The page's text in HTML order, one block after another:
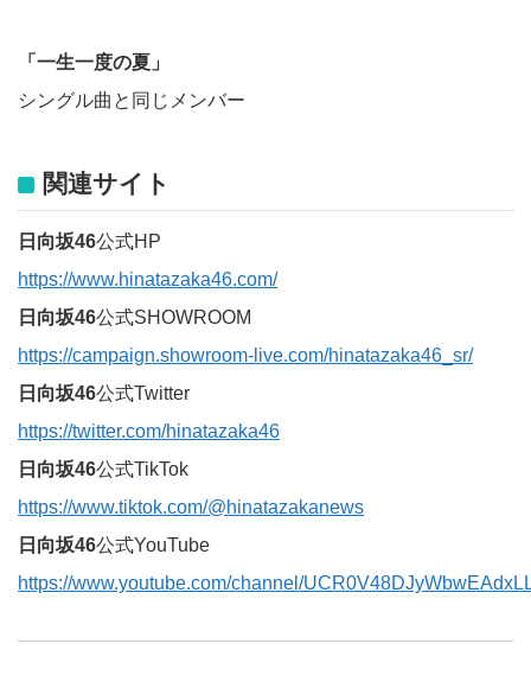
「一生一度の夏」
シングル曲と同じメンバー
関連サイト
日向坂46公式HP
https://www.hinatazaka46.com/
日向坂46公式SHOWROOM
https://campaign.showroom-live.com/hinatazaka46_sr/
日向坂46公式Twitter
https://twitter.com/hinatazaka46
日向坂46公式TikTok
https://www.tiktok.com/@hinatazakanews
日向坂46公式YouTube
https://www.youtube.com/channel/